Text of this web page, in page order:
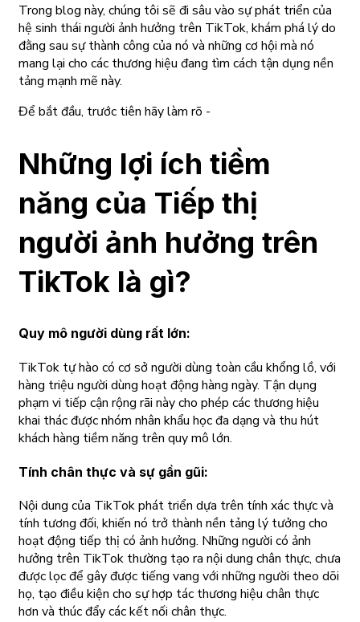
Trong blog này, chúng tôi sẽ đi sâu vào sự phát triển của
hệ sinh thái người ảnh hưởng trên TikTok, khám phá lý do
đằng sau sự thành công của nó và những cơ hội mà nó
mang lại cho các thương hiệu đang tìm cách tận dụng nền
tảng mạnh mẽ này.
Để bắt đầu, trước tiên hãy làm rõ -
Những lợi ích tiềm
năng của Tiếp thị
người ảnh hưởng trên
TikTok là gì?
Quy mô người dùng rất lớn:
TikTok tự hào có cơ sở người dùng toàn cầu khổng lồ, với
hàng triệu người dùng hoạt động hàng ngày. Tận dụng
phạm vi tiếp cận rộng rãi này cho phép các thương hiệu
khai thác được nhóm nhân khẩu học đa dạng và thu hút
khách hàng tiềm năng trên quy mô lớn.
Tính chân thực và sự gần gũi:
Nội dung của TikTok phát triển dựa trên tính xác thực và
tính tương đối, khiến nó trở thành nền tảng lý tưởng cho
hoạt động tiếp thị có ảnh hưởng. Những người có ảnh
hưởng trên TikTok thường tạo ra nội dung chân thực, chưa
được lọc để gây được tiếng vang với những người theo dõi
họ, tạo điều kiện cho sự hợp tác thương hiệu chân thực
hơn và thúc đẩy các kết nối chân thực.